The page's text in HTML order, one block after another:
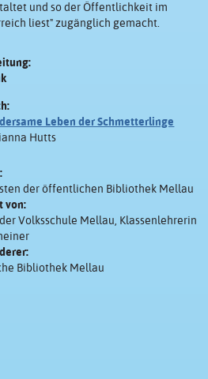
und so der Öffentlichkeit im
liest" zugänglich gemacht.
Leben der Schmetterlinge
Hutts
der öffentlichen Bibliothek Mellau
von:
der Volksschule Mellau, Klassenlehrerin
Bibliothek Mellau